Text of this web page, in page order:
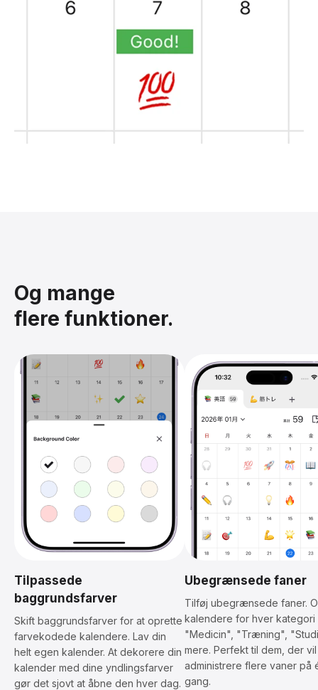
Og mange
flere funktioner.
Tilpassede
baggrundsfarver
Skift baggrundsfarver for at oprette
farvekodede kalendere. Lav din
helt egen kalender. At dekorere din
kalender med dine yndlingsfarver
gør det sjovt at åbne den hver dag.
Ubegrænsede faner
Tilføj ubegrænsede faner.
kalendere for hver kategori
"Medicin", "Træning",
mere. Perfekt til dem, der vil
administrere flere vaner på
gang.